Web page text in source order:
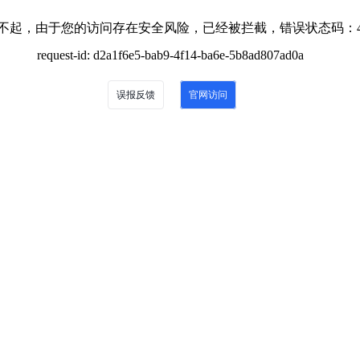
起，由于您的访问存在安全风险，已经被拦截，错误状态码：
request-id: d2a1f6e5-bab9-4f14-ba6e-5b8ad807ad0a
误报反馈 官网访问